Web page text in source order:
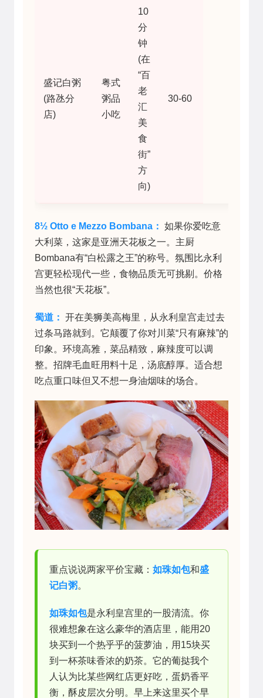
盛记白粥
(路氹分
店)
粤式
粥品
小吃
10
分
钟
(在
“百
老
汇
美
食
街”
方
向)
30-60
8½ Otto e Mezzo Bombana： 如果你爱吃意
大利菜，这家是亚洲天花板之一。主厨
Bombana有“白松露之王”的称号。氛围比永利
宫更轻松现代一些，食物品质无可挑剔。价格
当然也很“天花板”。
蜀道： 开在美狮美高梅里，从永利皇宫走过去
过条马路就到。它颠覆了你对川菜“只有麻辣”的
印象。环境高雅，菜品精致，麻辣度可以调
整。招牌毛血旺用料十足，汤底醇厚。适合想
吃点重口味但又不想一身油烟味的场合。
重点说说两家平价宝藏： 如珠如包和盛
记白粥。
如珠如包是永利皇宫里的一股清流。你
很难想象在这么豪华的酒店里，能用20
块买到一个热乎乎的菠萝油，用15块买
到一杯茶味香浓的奶茶。它的葡挞我个
人认为比某些网红店更好吃，蛋奶香平
衡，酥皮层次分明。早上来这里买个早